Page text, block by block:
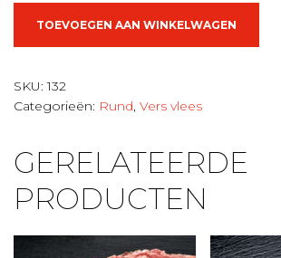
TOEVOEGEN AAN WINKELWAGEN
SKU:132
Categorieën: Rund, Vers vlees
GERELATEERDE
PRODUCTEN